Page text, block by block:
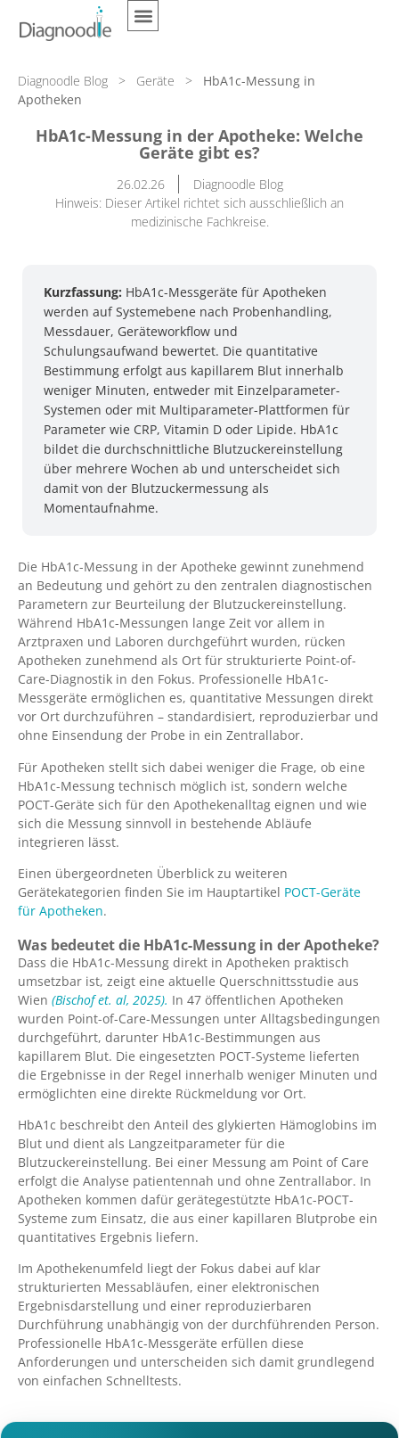
Diagnoodle Blog > Geräte > HbA1c-Messung in
Apotheken
HbA1c-Messung in der Apotheke: Welche
Geräte gibt es?
26.02.26
Diagnoodle Blog
Hinweis: Dieser Artikel richtet sich ausschließlich an
medizinische Fachkreise.
Kurzfassung: HbA1c-Messgeräte für Apotheken
werden auf Systemebene nach Probenhandling,
Messdauer, Geräteworkflow und
Schulungsaufwand bewertet. Die quantitative
Bestimmung erfolgt aus kapillarem Blut innerhalb
weniger Minuten, entweder mit Einzelparameter-
Systemen oder mit Multiparameter-Plattformen für
Parameter wie CRP, Vitamin D oder Lipide. HbA1c
bildet die durchschnittliche Blutzuckereinstellung
über mehrere Wochen ab und unterscheidet sich
damit von der Blutzuckermessung als
Momentaufnahme.
Die HbA1c-Messung in der Apotheke gewinnt zunehmend
an Bedeutung und gehört zu den zentralen diagnostischen
Parametern zur Beurteilung der Blutzuckereinstellung.
Während HbA1c-Messungen lange Zeit vor allem in
Arztpraxen und Laboren durchgeführt wurden, rücken
Apotheken zunehmend als Ort für strukturierte Point-of-
Care-Diagnostik in den Fokus. Professionelle HbA1c-
Messgeräte ermöglichen es, quantitative Messungen direkt
vor Ort durchzuführen – standardisiert, reproduzierbar und
ohne Einsendung der Probe in ein Zentrallabor.
Für Apotheken stellt sich dabei weniger die Frage, ob eine
HbA1c-Messung technisch möglich ist, sondern welche
POCT-Geräte sich für den Apothekenalltag eignen und wie
sich die Messung sinnvoll in bestehende Abläufe
integrieren lässt.
Einen übergeordneten Überblick zu weiteren
Gerätekategorien finden Sie im Hauptartikel POCT-Geräte
für Apotheken.
Was bedeutet die HbA1c-Messung in der Apotheke?
Dass die HbA1c-Messung direkt in Apotheken praktisch
umsetzbar ist, zeigt eine aktuelle Querschnittsstudie aus
Wien (Bischof et. al, 2025). In 47 öffentlichen Apotheken
wurden Point-of-Care-Messungen unter Alltagsbedingungen
durchgeführt, darunter HbA1c-Bestimmungen aus
kapillarem Blut. Die eingesetzten POCT-Systeme lieferten
die Ergebnisse in der Regel innerhalb weniger Minuten und
ermöglichten eine direkte Rückmeldung vor Ort.
HbA1c beschreibt den Anteil des glykierten Hämoglobins im
Blut und dient als Langzeitparameter für die
Blutzuckereinstellung. Bei einer Messung am Point of Care
erfolgt die Analyse patientennah und ohne Zentrallabor. In
Apotheken kommen dafür gerätegestützte HbA1c-POCT-
Systeme zum Einsatz, die aus einer kapillaren Blutprobe ein
quantitatives Ergebnis liefern.
Im Apothekenumfeld liegt der Fokus dabei auf klar
strukturierten Messabläufen, einer elektronischen
Ergebnisdarstellung und einer reproduzierbaren
Durchführung unabhängig von der durchführenden Person.
Professionelle HbA1c-Messgeräte erfüllen diese
Anforderungen und unterscheiden sich damit grundlegend
von einfachen Schnelltests.